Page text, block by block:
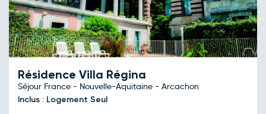
Résidence Villa Régina
Séjour France - Nouvelle-Aquitaine - Arcachon
Inclus : Logement Seul